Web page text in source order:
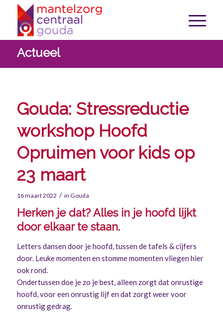
Actueel
Gouda: Stressreductie
workshop Hoofd
Opruimen voor kids op
23 maart
16 maart 2022 / in Gouda
Herken je dat? Alles in je hoofd lijkt
door elkaar te staan.
Letters dansen door je hoofd, tussen de tafels & cijfers
door. Leuke momenten en stomme momenten vliegen hier
ook rond.
Ondertussen doe je zo je best, alleen zorgt dat onrustige
hoofd, voor een onrustig lijf en dat zorgt weer voor
onrustig gedrag.